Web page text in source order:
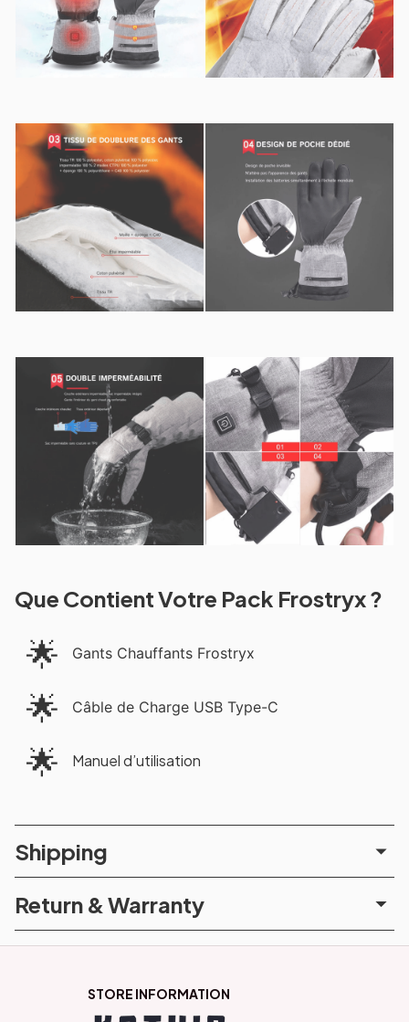
Que Contient Votre Pack Frostryx ?
🌟 Gants Chauffants Frostryx
🌟 Câble de Charge USB Type-C
🌟 Manuel d’utilisation
Shipping
Return & Warranty
STORE INFORMATION